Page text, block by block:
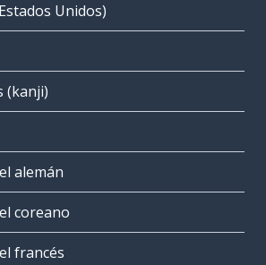
Unidos)
(kanji)
alemán
coreano
francés